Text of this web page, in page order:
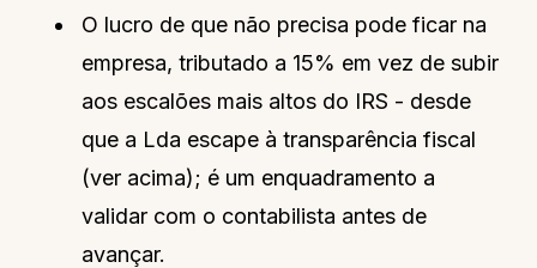
O lucro de que não precisa pode ficar na
empresa, tributado a 15% em vez de subir
aos escalões mais altos do IRS - desde
que a Lda escape à transparência fiscal
(ver acima); é um enquadramento a
validar com o contabilista antes de
avançar.